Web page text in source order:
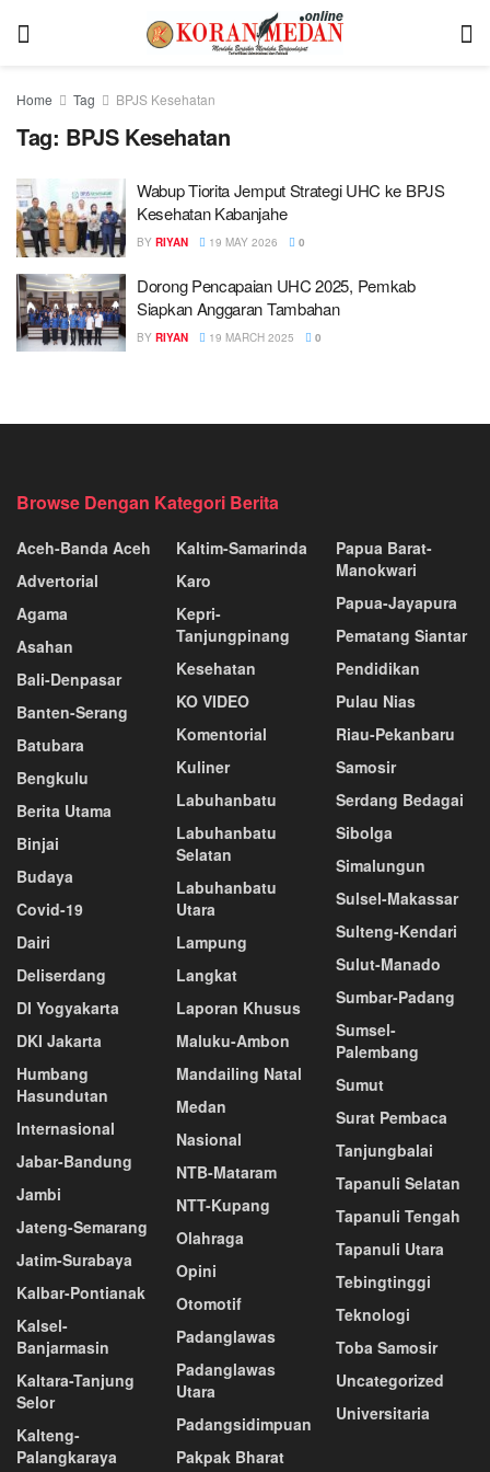
Home Tag BPJS Kesehatan
Tag: BPJS Kesehatan
Wabup Tiorita Jemput Strategi UHC ke BPJS
Kesehatan Kabanjahe
BY RIYAN 19 MAY 2026 0
Dorong Pencapaian UHC 2025, Pemkab
Siapkan Anggaran Tambahan
BY RIYAN 19 MARCH 2025 0
Browse Dengan Kategori Berita
Aceh-Banda Aceh
Advertorial
Agama
Asahan
Bali-Denpasar
Banten-Serang
Batubara
Bengkulu
Berita Utama
Binjai
Budaya
Covid-19
Dairi
Deliserdang
DI Yogyakarta
DKI Jakarta
Humbang
Hasundutan
Internasional
Jabar-Bandung
Jambi
Jateng-Semarang
Jatim-Surabaya
Kalbar-Pontianak
Kalsel-
Banjarmasin
Kaltara-Tanjung
Selor
Kalteng-
Palangkaraya
Kaltim-Samarinda
Karo
Kepri-
Tanjungpinang
Kesehatan
KO VIDEO
Komentorial
Kuliner
Labuhanbatu
Labuhanbatu
Selatan
Labuhanbatu
Utara
Lampung
Langkat
Laporan Khusus
Maluku-Ambon
Mandailing Natal
Medan
Nasional
NTB-Mataram
NTT-Kupang
Olahraga
Opini
Otomotif
Padanglawas
Padanglawas
Utara
Padangsidimpuan
Pakpak Bharat
Papua Barat-
Manokwari
Papua-Jayapura
Pematang Siantar
Pendidikan
Pulau Nias
Riau-Pekanbaru
Samosir
Serdang Bedagai
Sibolga
Simalungun
Sulsel-Makassar
Sulteng-Kendari
Sulut-Manado
Sumbar-Padang
Sumsel-
Palembang
Sumut
Surat Pembaca
Tanjungbalai
Tapanuli Selatan
Tapanuli Tengah
Tapanuli Utara
Tebingtinggi
Teknologi
Toba Samosir
Uncategorized
Universitaria